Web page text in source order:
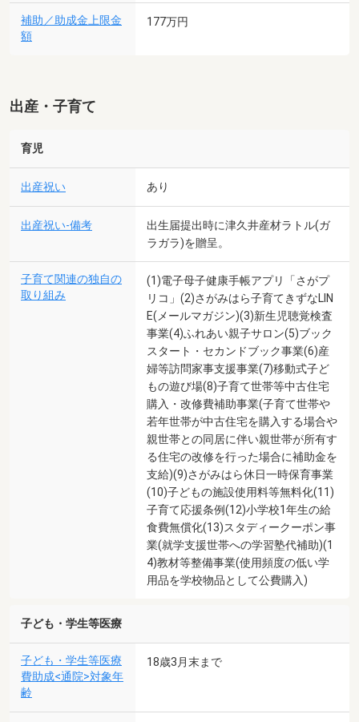
補助／助成金上限金
額
177万円
出産・子育て
育児
出産祝い あり
出産祝い-備考
出生届提出時に津久井産材ラトル(ガ
ラガラ)を贈呈。
子育て関連の独自の
取り組み
(1)電子母子健康手帳アプリ「さがプ
リコ」(2)さがみはら子育てきずなLIN
E(メールマガジン)(3)新生児聴覚検査
事業(4)ふれあい親子サロン(5)ブック
スタート・セカンドブック事業(6)産
婦等訪問家事支援事業(7)移動式子ど
もの遊び場(8)子育て世帯等中古住宅
購入・改修費補助事業(子育て世帯や
若年世帯が中古住宅を購入する場合や
親世帯との同居に伴い親世帯が所有す
る住宅の改修を行った場合に補助金を
支給)(9)さがみはら休日一時保育事業
(10)子どもの施設使用料等無料化(11)
子育て応援条例(12)小学校1年生の給
食費無償化(13)スタディークーポン事
業(就学支援世帯への学習塾代補助)(1
4)教材等整備事業(使用頻度の低い学
用品を学校物品として公費購入)
子ども・学生等医療
子ども・学生等医療
費助成<通院>対象年
齢
18歳3月末まで